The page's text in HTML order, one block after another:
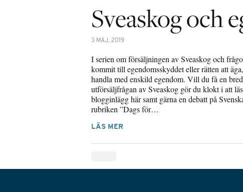
Sveaskog och
3 MAJ, 2019
I serien om försäljningen av Sveaskog och
kommit till egendomsskyddet eller rätten att
handla med enskild egendom. Vill du få en
utförsäljfrågan av Sveaskog gör du klokt i att
blogginlägg här samt gärna en debatt på
rubriken ”Dags för…
LÄS MER